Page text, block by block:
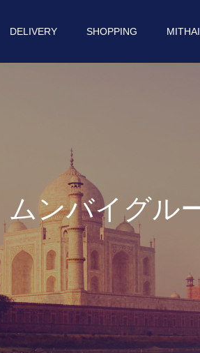
DELIVERY SHOPPING MITHAI
ム ン バイ グ ル
インドに